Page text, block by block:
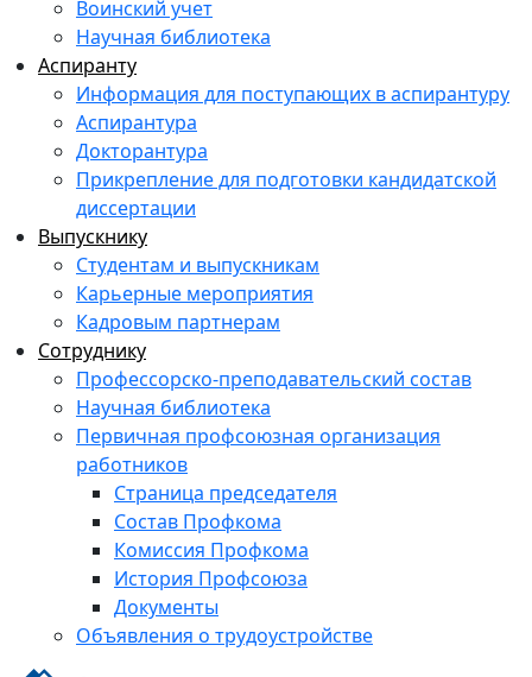
Воинский учет
Научная библиотека
Аспиранту
Информация для поступающих в аспирантуру
Аспирантура
Докторантура
Прикрепление для подготовки кандидатской
диссертации
Выпускнику
Студентам и выпускникам
Карьерные мероприятия
Кадровым партнерам
Сотруднику
Профессорско-преподавательский состав
Научная библиотека
Первичная профсоюзная организация
работников
Страница председателя
Состав Профкома
Комиссия Профкома
История Профсоюза
Документы
Объявления о трудоустройстве